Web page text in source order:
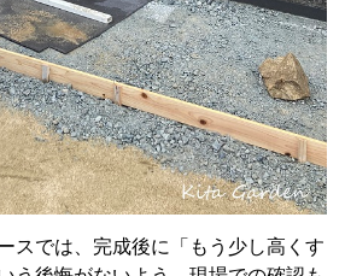
スでは、完成後に「もう少し高くす